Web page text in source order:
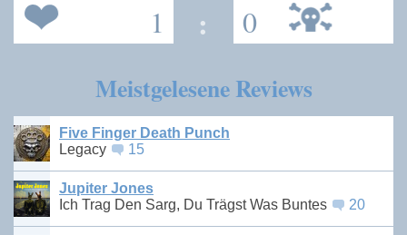
1 : 0
Meistgelesene Reviews
Five Finger Death Punch
Legacy
15
Jupiter Jones
Ich Trag Den Sarg, Du Trägst Was Buntes
20